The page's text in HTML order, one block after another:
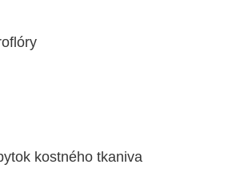
kostného tkaniva